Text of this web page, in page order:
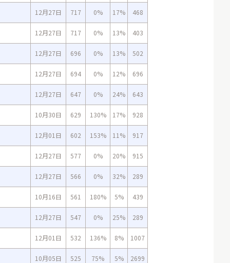
12月27日 717 0% 17% 468
12月27日 717 0% 13% 403
12月27日 696 0% 13% 502
12月27日 694 0% 12% 696
12月27日 647 0% 24% 643
10月30日 629 130% 17% 928
12月01日 602 153% 11% 917
12月27日 577 0% 20% 915
12月27日 566 0% 32% 289
10月16日 561 180% 5% 439
12月27日 547 0% 25% 289
12月01日 532 136% 8% 1007
10月05日 525 75% 5% 2699